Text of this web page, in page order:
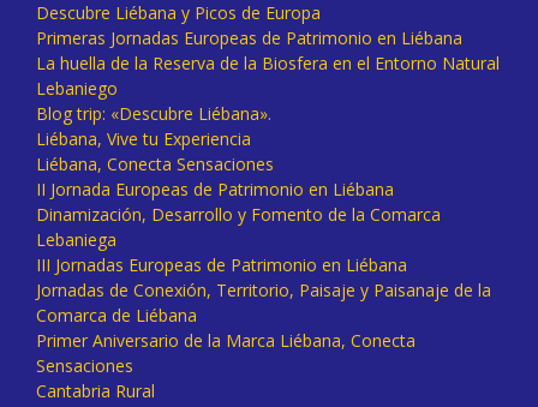
Descubre Liébana y Picos de Europa
Primeras Jornadas Europeas de Patrimonio en Liébana
La huella de la Reserva de la Biosfera en el Entorno Natural
Lebaniego
Blog trip: «Descubre Liébana».
Liébana, Vive tu Experiencia
Liébana, Conecta Sensaciones
II Jornada Europeas de Patrimonio en Liébana
Dinamización, Desarrollo y Fomento de la Comarca
Lebaniega
III Jornadas Europeas de Patrimonio en Liébana
Jornadas de Conexión, Territorio, Paisaje y Paisanaje de la
Comarca de Liébana
Primer Aniversario de la Marca Liébana, Conecta
Sensaciones
Cantabria Rural